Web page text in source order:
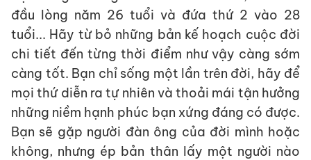
đầu lòng năm 26 tuổi và đứa thứ 2 vào 28
tuổi... Hãy từ bỏ những bản kế hoạch cuộc đời
chi tiết đến từng thời điểm như vậy càng sớm
càng tốt. Bạn chỉ sống một lần trên đời, hãy để
mọi thứ diễn ra tự nhiên và thoải mái tận hưởng
những niềm hạnh phúc bạn xứng đáng có được.
Bạn sẽ gặp người đàn ông của đời mình hoặc
không, nhưng ép bản thân lấy một người nào